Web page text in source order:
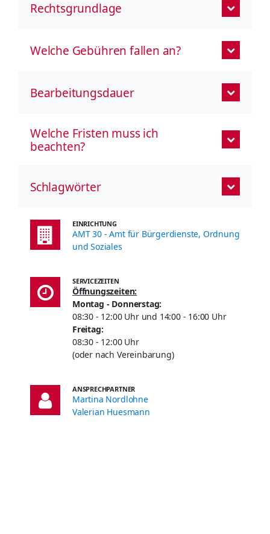
Rechtsgrundlage
Welche Gebühren fallen an?
Bearbeitungsdauer
Welche Fristen muss ich
beachten?
Schlagwörter
EINRICHTUNG
AMT 30 - Amt für Bürgerdienste, Ordnung
und Soziales
SERVICEZEITEN
Öffnungszeiten:
Montag - Donnerstag:
08:30 - 12:00 Uhr und 14:00 - 16:00 Uhr
Freitag:
08:30 - 12:00 Uhr
(oder nach Vereinbarung)
ANSPRECHPARTNER
Martina Nordlohne
Valerian Huesmann